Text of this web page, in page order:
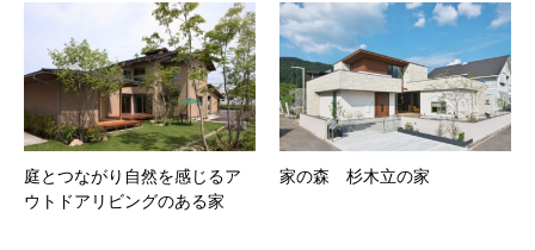
庭とつながり自然を感じるア
ウトドアリビングのある家
家の森 杉木立の家